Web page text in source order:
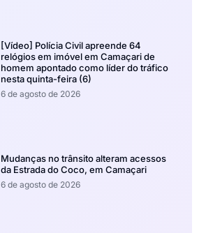
[Vídeo] Polícia Civil apreende 64
relógios em imóvel em Camaçari de
homem apontado como líder do tráfico
nesta quinta-feira (6)
6 de agosto de 2026
Mudanças no trânsito alteram acessos
da Estrada do Coco, em Camaçari
6 de agosto de 2026